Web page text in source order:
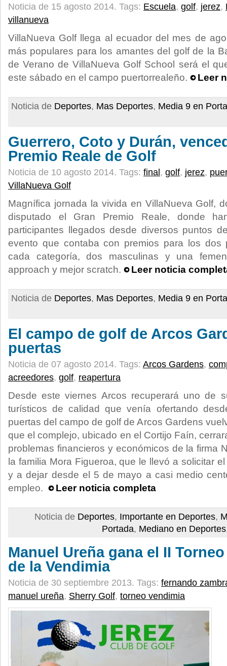
Noticia de 15 agosto 2014. Tags: Escuela, golf, jerez,
villanueva
VillaNueva Golf llega al ecuador del mes de
más populares para los amantes del golf de la
de Verano de VillaNueva Golf School será el
este sábado en el campo puertorrealeño.
Leer
Noticia de Deportes, Mas Deportes, Media 9 en
Guerrero, Coto y Durán,
Premio Reale de Golf
Noticia de 10 agosto 2014. Tags: final , golf, jerez,
VillaNueva Golf
Magnífica jornada la vivida en VillaNueva Golf,
disputado el Gran Premio Reale, donde
participantes llegados desde diversos puntos
evento que contaba con premios para los dos
cada categoría, dos masculinas y una
approach y mejor scratch.
Leer noticia
Noticia de Deportes, Mas Deportes, Media 9 en
El campo de golf de Arcos
puertas
Noticia de 07 agosto 2014. Tags: Arcos Gardens,
acreedores, golf, reapertura
Desde este viernes Arcos recuperará uno de
turísticos de calidad que venía ofertando
puertas del campo de golf de Arcos Gardens
que el complejo, ubicado en el Cortijo Faín,
problemas financieros y económicos de la firma
la familia Mora Figueroa, que le llevó a solicitar
y a dejar desde el 5 de mayo a casi medio
empleo.
Leer noticia completa
Noticia de Deportes, Importante en Deportes,
Portada, Mediano en Deportes
Manuel Ureña gana el II
de la Vendimia
Noticia de 30 septiembre 2013. Tags: fernando
manuel ureña, Sherry Golf, torneo vendimia